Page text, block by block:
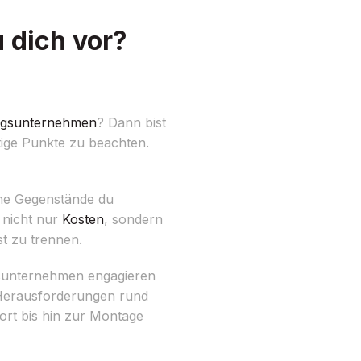
dich vor?
? Dann bist
Punkte zu beachten.
Gegenstände du
nur Kosten, sondern
zu trennen.
engagieren
rund
bis hin zur Montage